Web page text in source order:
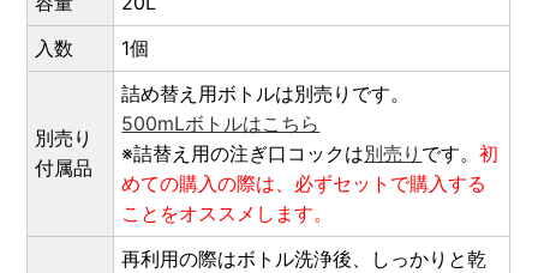
入数
1個
別売り
付属品
詰め替え用ボトルは別売りです。
500mLボトルはこちら
※詰替え用の注ぎ口コックは別売り です。初
めての購入の際は、必ずセットで購入する
ことをオススメします。
再利用の際はボトル洗浄後、しっかりと乾